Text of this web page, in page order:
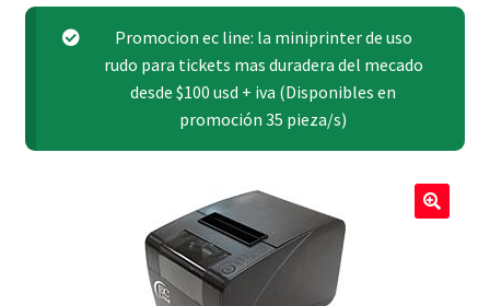
hijo
Carrito
Mi cuenta
Acerca de
Promocion ec line: la miniprinter de uso
rudo para tickets mas duradera del mecado
desde $100 usd + iva (Disponibles en
promoción 35 pieza/s)